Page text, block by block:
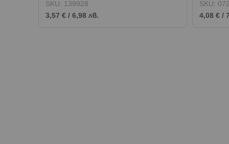
SKU: 139928
3,57 € / 6,98 лв.
SKU:
4,08 € /